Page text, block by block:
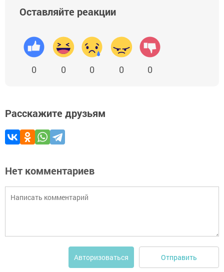
Оставляйте реакции
0 0 0 0 0
Расскажите друзьям
Нет комментариев
Авторизоваться Отправить